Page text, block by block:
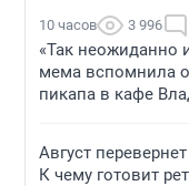
10 часов 3 996
«Так неожиданно
мема вспомнила о
пикапа в кафе
Август
К чему готовит